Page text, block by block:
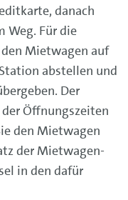
danach
Weg. Für die
Mietwagen auf
abstellen und
Der
Öffnungszeiten
den Mietwagen
der Mietwagen-
in den dafür